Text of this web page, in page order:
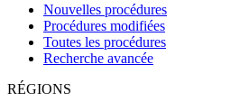
Nouvelles procédures
Procédures modifiées
Toutes les procédures
Recherche avancée
RÉGIONS